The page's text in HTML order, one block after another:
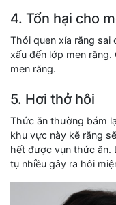
4. Tổn hại cho
Thói quen xỉa răng sai
xấu đến lớp men
men răng.
5. Hơi thở hôi
Thức ăn thường bám
khu vực này kẽ răng
hết được vụn thức ăn.
tụ nhiều gây ra hôi